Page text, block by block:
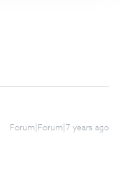
Forum|Forum|7 years ago